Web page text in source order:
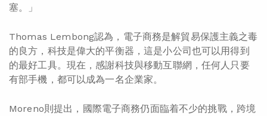
塞。」
Thomas Lembong認為，電子商務是解貿易保護主義之毒
的良方，科技是偉大的平衡器，這是小公司也可以用得到
的最好工具。現在，感謝科技與移動互聯網，任何人只要
有部手機，都可以成為一名企業家。
Moreno則提出，國際電子商務仍面臨着不少的挑戰，跨境